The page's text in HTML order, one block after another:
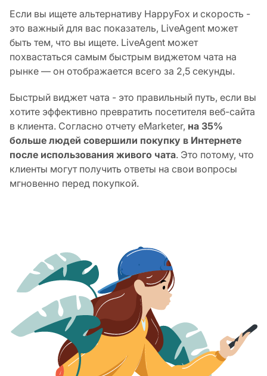
Если вы ищете альтернативу HappyFox и скорость -
это важный для вас показатель, LiveAgent может
быть тем, что вы ищете. LiveAgent может
похвастаться самым быстрым виджетом чата на
рынке — он отображается всего за 2,5 секунды.
Быстрый виджет чата - это правильный путь, если вы
хотите эффективно превратить посетителя веб-сайта
в клиента. Согласно отчету eMarketer, на 35%
больше людей совершили покупку в Интернете
после использования живого чата. Это потому, что
клиенты могут получить ответы на свои вопросы
мгновенно перед покупкой.